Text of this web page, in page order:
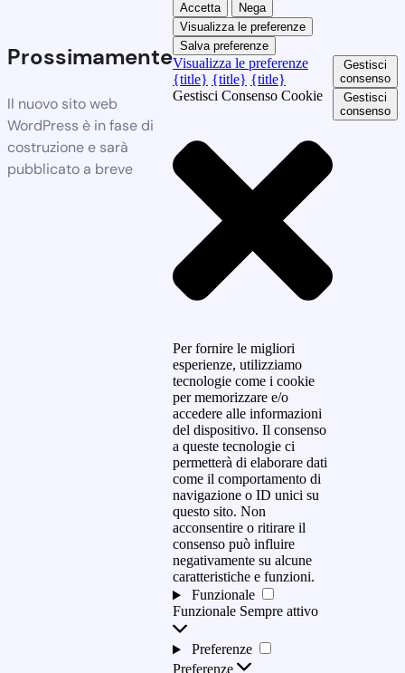
Prossimamente
Il nuovo sito web
WordPress è in fase di
costruzione e sarà
pubblicato a breve
Accetta
Nega
Visualizza le preferenze
Salva preferenze
Visualizza le preferenze
{title} {title} {title}
Gestisci Consenso Cookie
Per fornire le migliori
esperienze, utilizziamo
tecnologie come i cookie
per memorizzare e/o
accedere alle informazioni
del dispositivo. Il consenso
a queste tecnologie ci
permetterà di elaborare dati
come il comportamento di
navigazione o ID unici su
questo sito. Non
acconsentire o ritirare il
consenso può influire
negativamente su alcune
caratteristiche e funzioni.
Funzionale
Funzionale Sempre attivo
Preferenze
Preferenze
Gestisci
consenso
Gestisci
consenso